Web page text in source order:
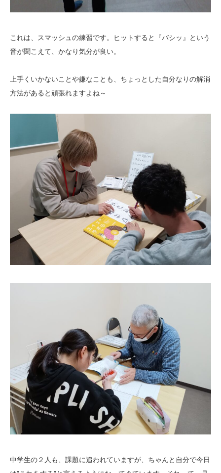
これは、スマッシュの練習です。ヒットすると『バシッ』という
音が聞こえて、かなり気分が良い。
上手くいかないことや嫌なことも、ちょっとした自分なりの解消
方法があると頑張れますよね～
中学生の２人も、課題に追われていますが、ちゃんと自分で今日